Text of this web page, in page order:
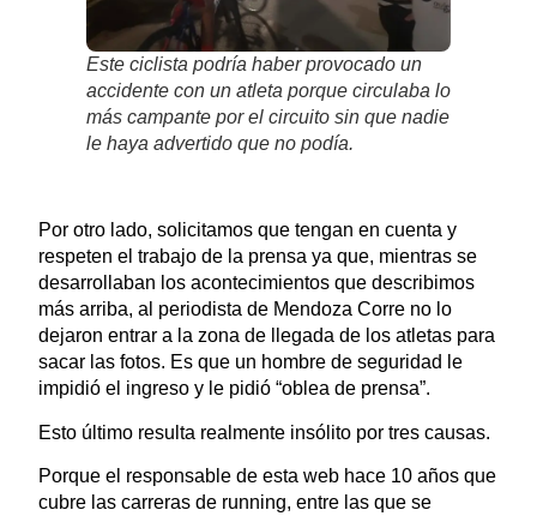
Este ciclista podría haber provocado un
accidente con un atleta porque circulaba lo
más campante por el circuito sin que nadie
le haya advertido que no podía.
Por otro lado, solicitamos que tengan en cuenta y
respeten el trabajo de la prensa ya que, mientras se
desarrollaban los acontecimientos que describimos
más arriba, al periodista de Mendoza Corre no lo
dejaron entrar a la zona de llegada de los atletas para
sacar las fotos. Es que un hombre de seguridad le
impidió el ingreso y le pidió “oblea de prensa”.
Esto último resulta realmente insólito por tres causas.
Porque el responsable de esta web hace 10 años que
cubre las carreras de running, entre las que se